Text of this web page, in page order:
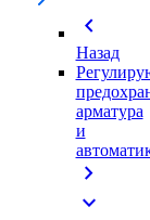
chevron_left
Назад
арматура
и
chevron_right
expand_more